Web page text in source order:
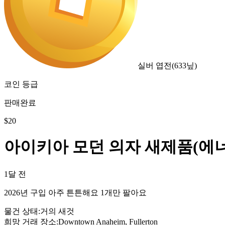
실버 엽전(633닢)
코인 등급
판매완료
$20
아이키아 모던 의자 새제품(에
1달 전
2026년 구입 아주 튼튼해요 1개만 팔아요
물건 상태 :거의 새것
희망 거래 장소:Downtown Anaheim, Fullerton